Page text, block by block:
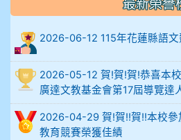
906陳兆宏 5A10+ 作文5
912余 嘉 5A10+
914謝佩臻 5A10+
902蘇奕愷
最新榮譽
2026-06-12 115年花蓮縣語文
2026-05-12 賀!賀!賀!恭喜本
廣達文教基金會第17屆導覽達
2026-04-29 賀!賀!!賀!!本校參
教育競賽榮獲佳績